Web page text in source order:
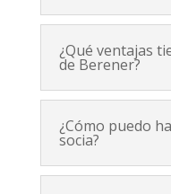
¿Qué ventajas
de Berener?
¿Cómo puedo
socia?